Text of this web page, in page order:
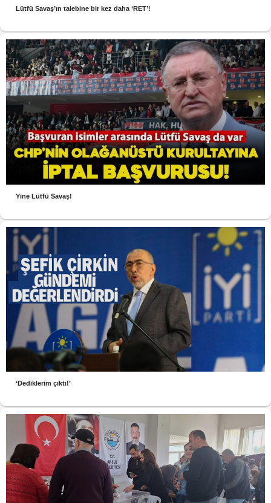
Lütfü Savaş’ın talebine bir kez daha ‘RET’!
Yine Lütfü Savaş!
‘Dediklerim çıktı!’